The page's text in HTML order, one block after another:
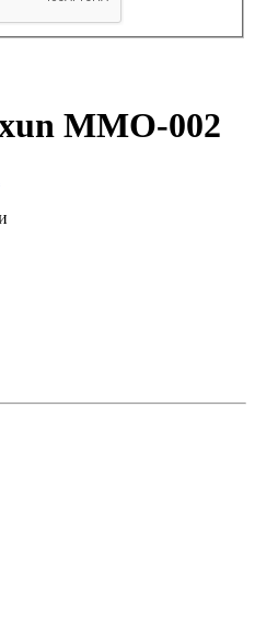
MMO-002